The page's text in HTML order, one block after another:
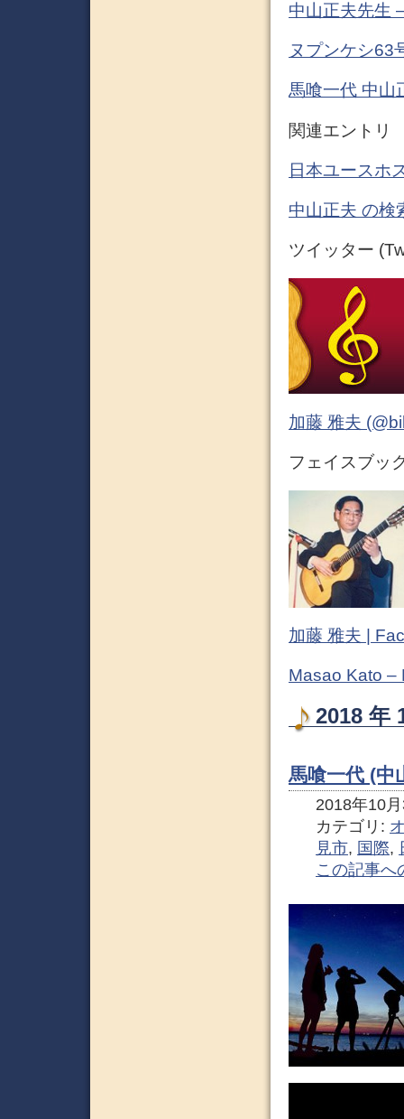
中山正夫先生
ヌプンケシ63
馬喰一代 中山
関連エントリ
日本ユースホ
中山正夫 の検
ツイッター
加藤 雅夫
フェイスブッ
加藤 雅夫 |
Masao Kato –
2018 年
馬喰一代 (中
2018年10
カテゴリ:
見市, 国際,
この記事へ